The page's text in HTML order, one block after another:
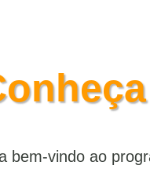
bem-vindo ao